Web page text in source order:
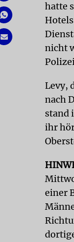
hatte
nicht
Levy,
nach
stand
ihr
einer